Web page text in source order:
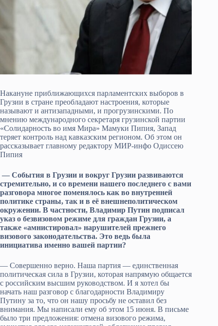
Накануне приближающихся парламентских выборов в
Грузии в стране преобладают настроения, которые
называют и антизападными, и прогрузинскими. По
мнению международного секретаря грузинской партии
«Солидарность во имя Мира» Мамуки Пипия, Запад
теряет контроль над кавказским регионом. Об этом он
рассказывает главному редактору МИР-инфо Одиссею
Пипия
— События в Грузии и вокруг Грузии развиваются
стремительно, и со времени нашего последнего с вами
разговора многое поменялось как во внутренней
политике страны, так и в её внешнеполитическом
окружении. В частности, Владимир Путин подписал
указ о безвизовом режиме для граждан Грузии, а
также «амнистировал» нарушителей прежнего
визового законодательства. Это ведь была
инициатива именно вашей партии?
— Совершенно верно. Наша партия — единственная
политическая сила в Грузии, которая напрямую общается
с российским высшим руководством. И я хотел бы
начать наш разговор с благодарности Владимиру
Путину за то, что он нашу просьбу не оставил без
внимания. Мы написали ему об этом 15 июня. В письме
было три предложения: отмена визового режима,